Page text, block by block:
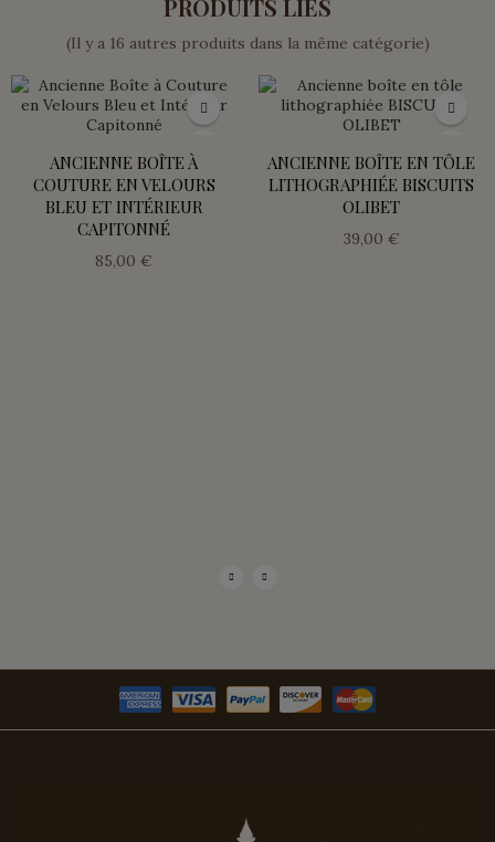
PRODUITS LIÉS
(Il y a 16 autres produits dans la même catégorie)
ANCIENNE BOÎTE À
COUTURE EN VELOURS
BLEU ET INTÉRIEUR
CAPITONNÉ
85,00 €
ANCIENNE BOÎTE EN TÔLE
LITHOGRAPHIÉE BISCUITS
OLIBET
39,00 €